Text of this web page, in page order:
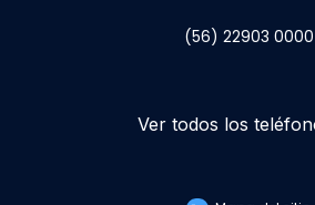
(56) 22903 0000
Ver todos los